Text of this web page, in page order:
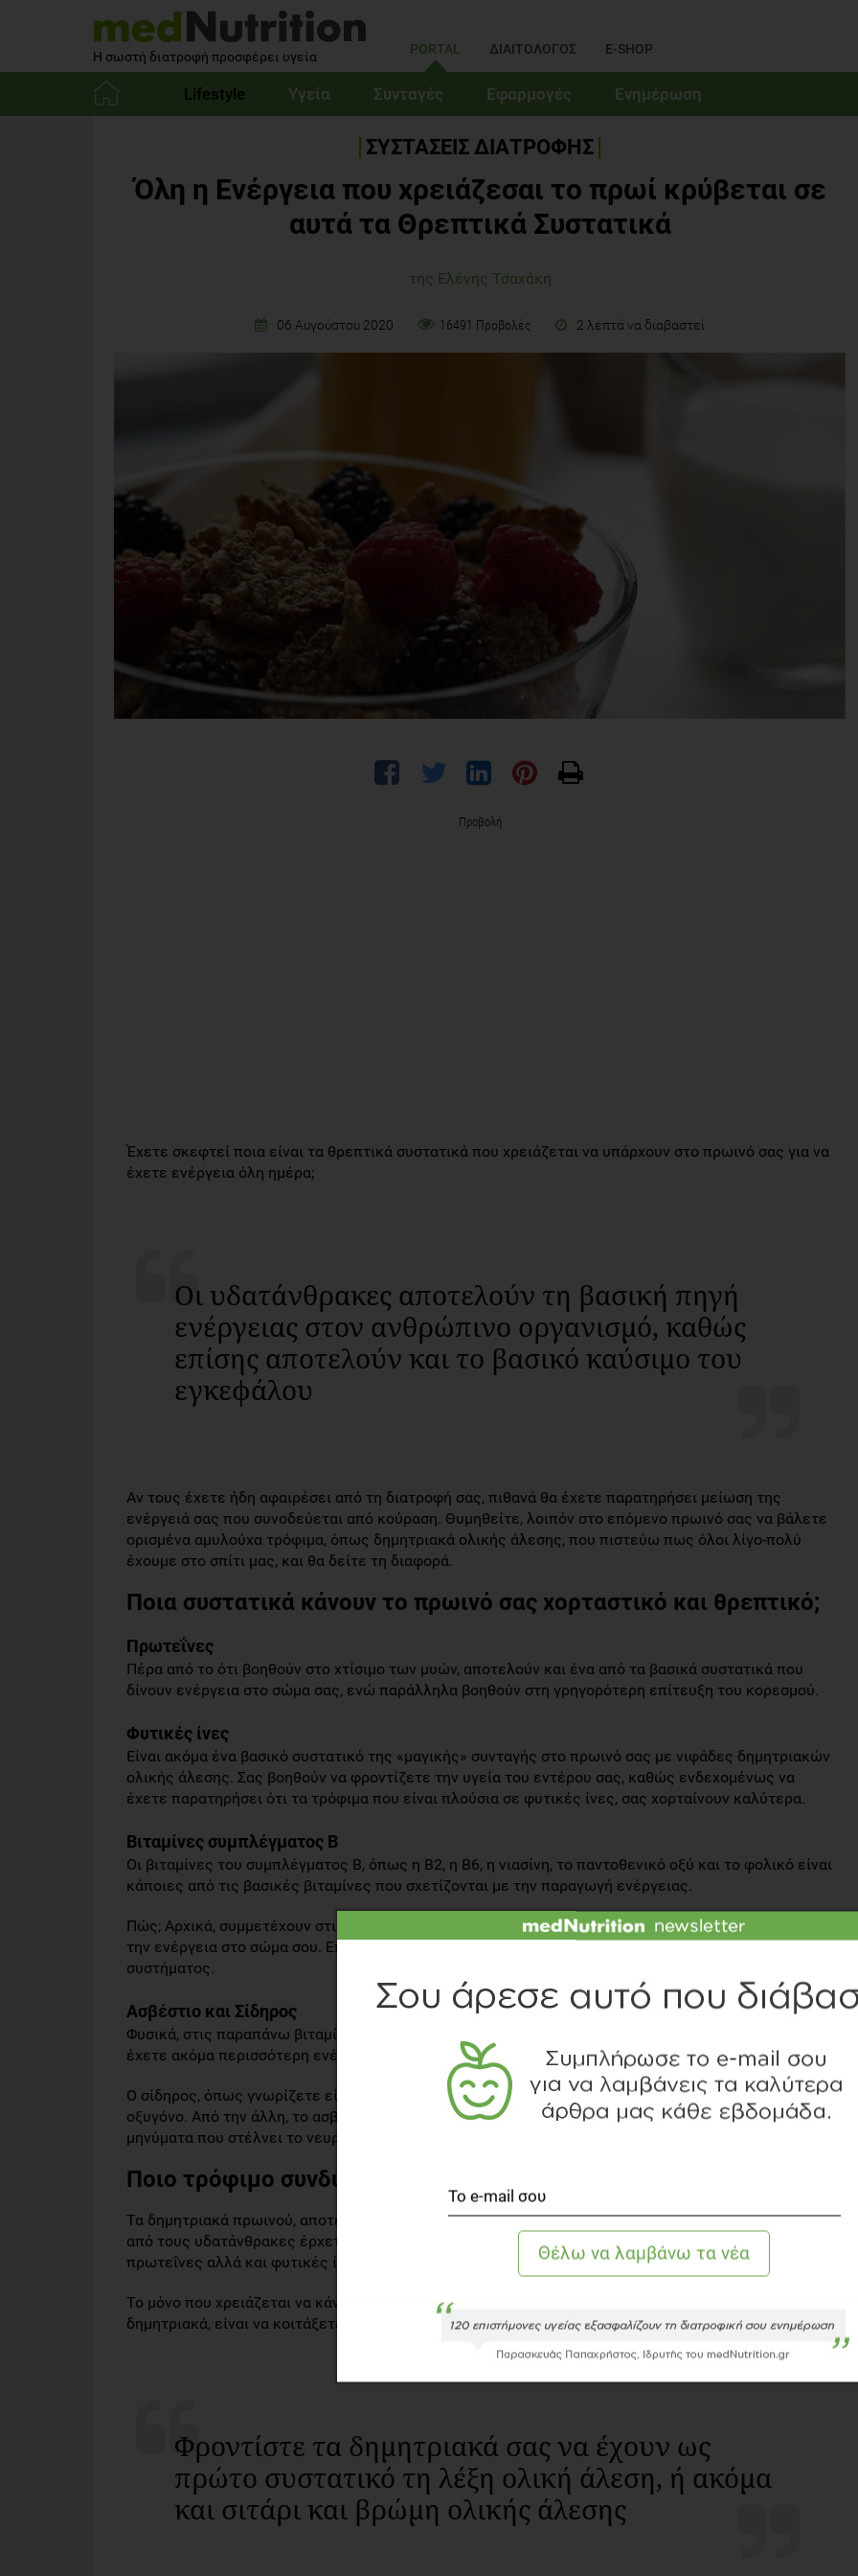
Η σωστή διατροφή προσφέρει υγεία PORTAL ΔΙΑΙΤΟΛΟΓΟΣ E-SHOP
Lifestyle Υγεία Συνταγές Εφαρμογές Ενημέρωση
ΣΥΣΤΑΣΕΙΣ ΔΙΑΤΡΟΦΗΣ
Όλη η Ενέργεια που χρειάζεσαι το πρωί κρύβεται σε
αυτά τα Θρεπτικά Συστατικά
της Ελένης Τσαχάκη
06 Αυγούστου 2020 16491 Προβολές 2 λεπτά να διαβαστεί
Προβολή
Έχετε σκεφτεί ποια είναι τα θρεπτικά συστατικά που χρειάζεται να υπάρχουν στο πρωινό σας για να
έχετε ενέργεια όλη ημέρα;
Οι υδατάνθρακες αποτελούν τη βασική πηγή
ενέργειας στον ανθρώπινο οργανισμό, καθώς
επίσης αποτελούν και το βασικό καύσιμο του
εγκεφάλου
Αν τους έχετε ήδη αφαιρέσει από τη διατροφή σας, πιθανά θα έχετε παρατηρήσει μείωση της
ενέργειά σας που συνοδεύεται από κούραση. Θυμηθείτε, λοιπόν στο επόμενο πρωινό σας να βάλετε
ορισμένα αμυλούχα τρόφιμα, όπως δημητριακά ολικής άλεσης, που πιστεύω πως όλοι λίγο-πολύ
έχουμε στο σπίτι μας, και θα δείτε τη διαφορά.
Ποια συστατικά κάνουν το πρωινό σας χορταστικό και θρεπτικό;
Πρωτεΐνες
Πέρα από το ότι βοηθούν στο χτίσιμο των μυών, αποτελούν και ένα από τα βασικά συστατικά που
δίνουν ενέργεια στο σώμα σας, ενώ παράλληλα βοηθούν στη γρηγορότερη επίτευξη του κορεσμού.
Φυτικές ίνες
Είναι ακόμα ένα βασικό συστατικό της «μαγικής» συνταγής στο πρωινό σας με νιφάδες δημητριακών
ολικής άλεσης. Σας βοηθούν να φροντίζετε την υγεία του εντέρου σας, καθώς ενδεχομένως να
έχετε παρατηρήσει ότι τα τρόφιμα που είναι πλούσια σε φυτικές ίνες, σας χορταίνουν καλύτερα.
Βιταμίνες συμπλέγματος Β
Οι βιταμίνες του συμπλέγματος Β, όπως η Β2, η Β6, η νιασίνη, το παντοθενικό οξύ και το φολικό είναι
κάποιες από τις βασικές βιταμίνες που σχετίζονται με την παραγωγή ενέργειας.
Πώς; Αρχικά, συμμετέχουν στις βασικές διαδικασίες του οργανισμού σου που «απελευθερώνουν»
την ενέργεια στο σώμα σου. Επιπλέον, συμβάλλουν στην καλύτερη λειτουργία του νευρικού
συστήματος.
Ασβέστιο και Σίδηρος
Φυσικά, στις παραπάνω βιταμίνες, το ασβέστιο και ο σίδηρος αποτελούν 2 καλούς συμμάχους για να
έχετε ακόμα περισσότερη ενέργεια.
Ο σίδηρος, όπως γνωρίζετε είναι ένα βασικό συστατικό των μυών σας για να μεταφέρει καλύτερα το
οξυγόνο. Από την άλλη, το ασβέστιο πέρα από την υγεία των δοντιών και των οστών, συμβάλλει στα
μηνύματα που στέλνει το νευρικό σύστημα στους μύες.
Ποιο τρόφιμο συνδυάζει όλα αυτά τα θρεπτικά συστατικά;
Τα δημητριακά πρωινού, αποτελούν ένα χαρακτηριστικό παράδειγμα αμυλούχου τροφίμου που πέρα
από τους υδατάνθρακες έρχεται να μας δώσει και όλες αυτές τις βιταμίνες, τα μέταλα, τις φυτικές
πρωτεΐνες αλλά και φυτικές ίνες που χρειαζόμαστε για το ξεκίνημα της ημέρας.
Το μόνο που χρειάζεται να κάνετε, για να σιγουρευτείτε ότι επιλέγετε τα σωστά για εσάς
δημητριακά, είναι να κοιτάξετε στον διατροφικό πίνακα τα συστατικά τους.
Φροντίστε τα δημητριακά σας να έχουν ως
πρώτο συστατικό τη λέξη ολική άλεση, ή ακόμα
και σιτάρι και βρώμη ολικής άλεσης